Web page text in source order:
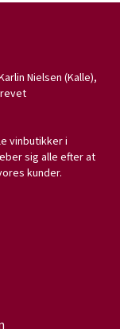
Nielsen (Kalle),
vinbutikker i
sig alle efter at
kunder.